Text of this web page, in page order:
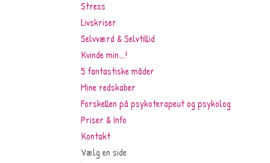
Stress
Livskriser
Selvværd & Selvtillid
Kvinde min…!
5 fantastiske måder
Mine redskaber
Forskellen på psykoterapeut og psykolog
Priser & Info
Kontakt
Vælg en side